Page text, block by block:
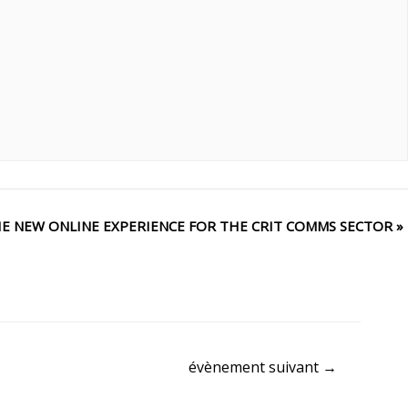
NEW ONLINE EXPERIENCE FOR THE CRIT COMMS SECTOR»
évènement suivant →